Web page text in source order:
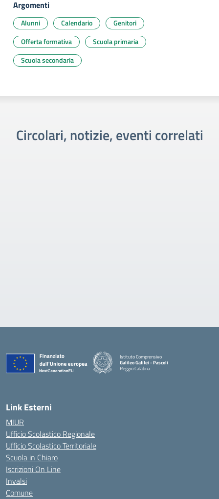
Argomenti
Alunni Calendario
Genitori
Offerta formativa
Scuola primaria
Scuola secondaria
Circolari, notizie, eventi correlati
Istituto Comprensivo
Galileo Galilei - Pascoli
Reggio Calabria
Link Esterni
MIUR
Ufficio Scolastico Regionale
Ufficio Scolastico Territoriale
Scuola in Chiaro
Iscrizioni On Line
Invalsi
Comune